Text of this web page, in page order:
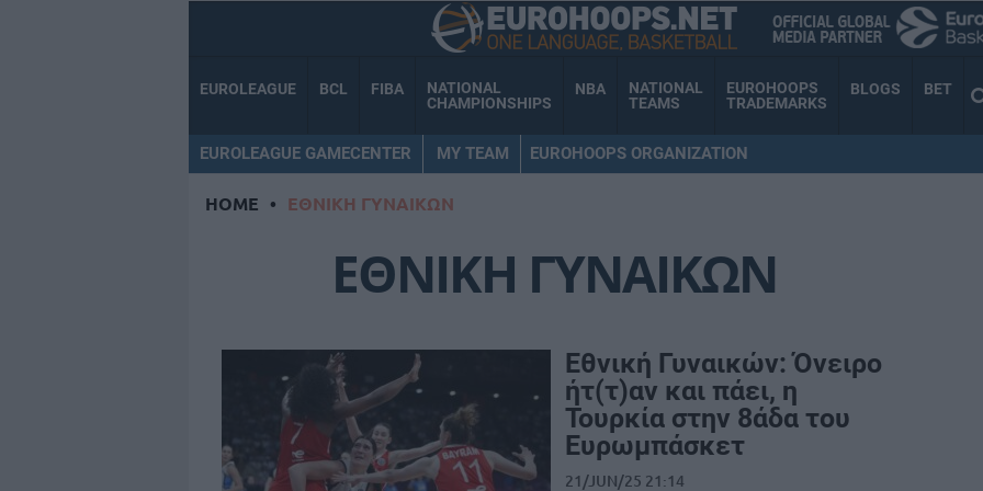
EUROLEAGUE BCL FIBA
NATIONAL
CHAMPIONSHIPS
NBA
NATIONAL
TEAMS
EUROHOOPS
TRADEMARKS
BLOGS BET
EUROLEAGUE GAMECENTER MY TEAM EUROHOOPS ORGANIZATION
HOME • ΕΘΝΙΚΗ ΓΥΝΑΙΚΩΝ
ΕΘΝΙΚΗ ΓΥΝΑΙΚΩΝ
Εθνική Γυναικών: Όνειρο
ήτ(τ)αν και πάει, η
Τουρκία στην 8άδα του
Ευρωμπάσκετ
21/JUN/25 21:14